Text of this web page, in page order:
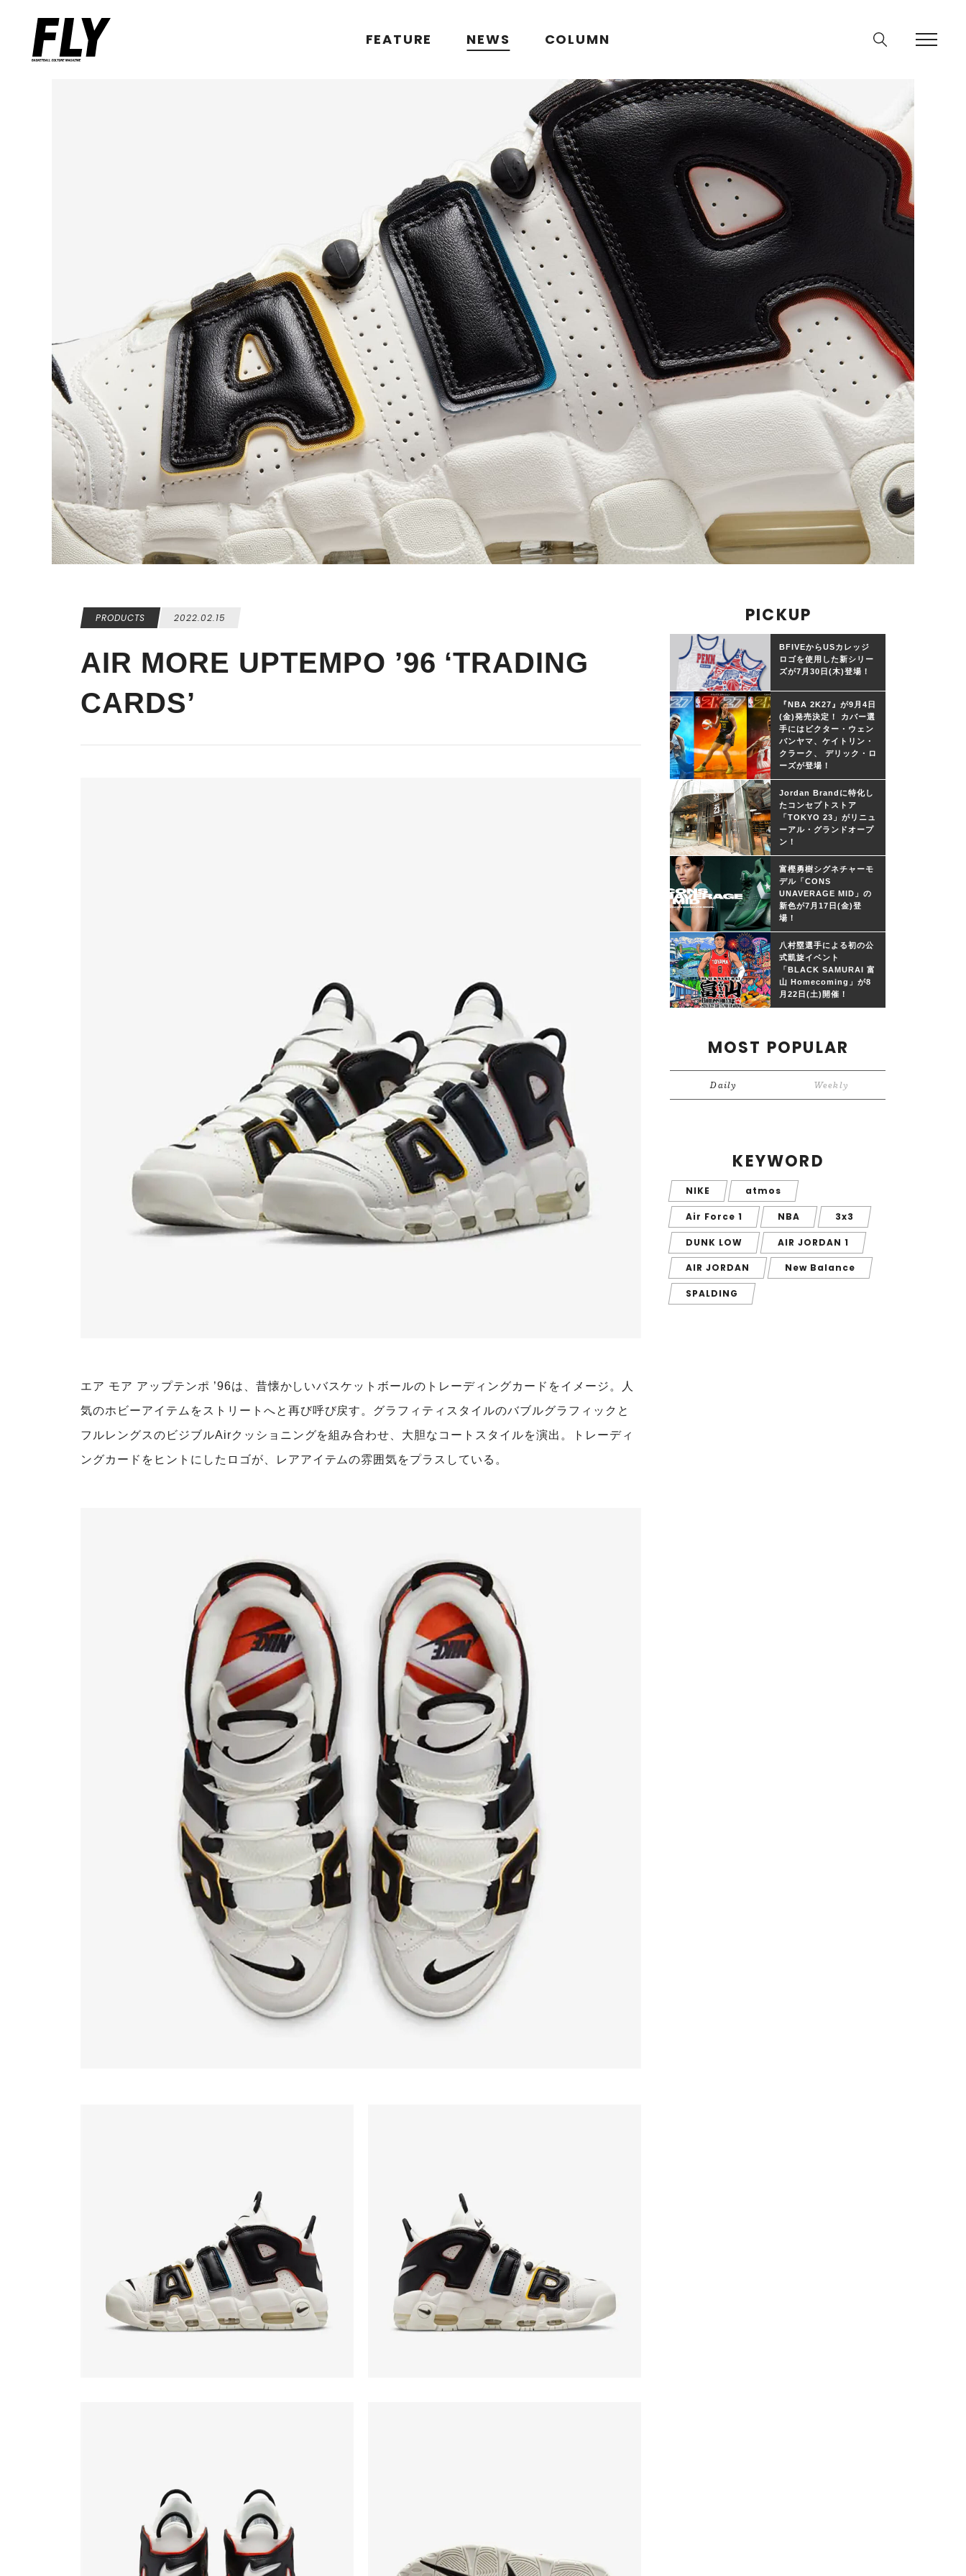
FEATURE NEWS COLUMN
PRODUCTS 2022.02.15
AIR MORE UPTEMPO ’96 ‘TRADING
CARDS’
エア モア アップテンポ ’96は、昔懐かしいバスケットボールのトレーディングカードをイメージ。人
気のホビーアイテムをストリートへと再び呼び戻す。グラフィティスタイルのバブルグラフィックと
フルレングスのビジブルAirクッショニングを組み合わせ、大胆なコートスタイルを演出。トレーディ
ングカードをヒントにしたロゴが、レアアイテムの雰囲気をプラスしている。
PICKUP
BFIVEからUSカレッジ
ロゴを使用した新シリー
ズが7月30日(木)登場！
『NBA 2K27』が9月4日
(金)発売決定！ カバー選
手にはビクター・ウェン
バンヤマ、ケイトリン・
クラーク、 デリック・ロ
ーズが登場！
Jordan Brandに特化し
たコンセプトストア
「TOKYO 23」がリニュ
ーアル・グランドオープ
ン！
富樫勇樹シグネチャーモ
デル「CONS
UNAVERAGE MID」の
新色が7月17日(金)登
場！
八村塁選手による初の公
式凱旋イベント
「BLACK SAMURAI 富
山 Homecoming」が8
月22日(土)開催！
MOST POPULAR
Daily Weekly
KEYWORD
NIKE atmos
Air Force 1 NBA 3x3
DUNK LOW AIR JORDAN 1
AIR JORDAN New Balance
SPALDING